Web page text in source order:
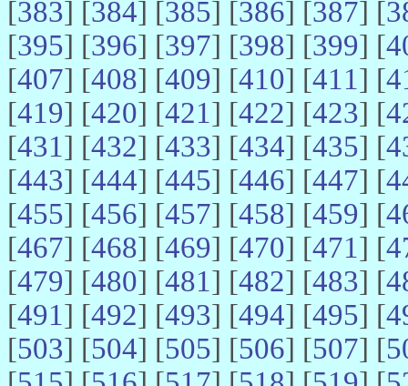
[383] [384] [385] [386] [387] [
[395] [396] [397] [398] [399] [
[407] [408] [409] [410] [411] [
[419] [420] [421] [422] [423] [
[431] [432] [433] [434] [435] [
[443] [444] [445] [446] [447] [
[455] [456] [457] [458] [459] [
[467] [468] [469] [470] [471] [
[479] [480] [481] [482] [483] [
[491] [492] [493] [494] [495] [
[503] [504] [505] [506] [507] [